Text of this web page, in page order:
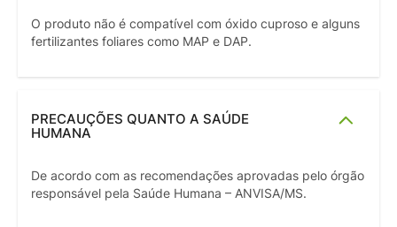
O produto não é compatível com óxido cuproso e alguns
fertilizantes foliares como MAP e DAP.
PRECAUÇÕES QUANTO A SAÚDE
HUMANA
De acordo com as recomendações aprovadas pelo órgão
responsável pela Saúde Humana – ANVISA/MS.